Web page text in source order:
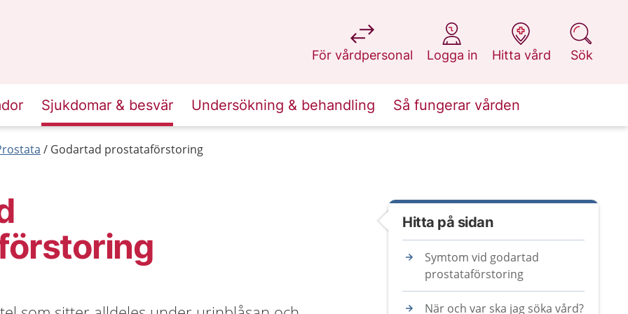
För vårdpersonal
på 1177.se
Logga in
på 1177.se
Hitta vård
på 1177.se
Sök
på 1177.se
Sjukdomar & besvär Undersökning & behandling Så fungerar vården
Godartad prostataförstoring
Hitta på sidan
Symtom vid godartad
prostataförstoring
När och var ska jag söka vård?